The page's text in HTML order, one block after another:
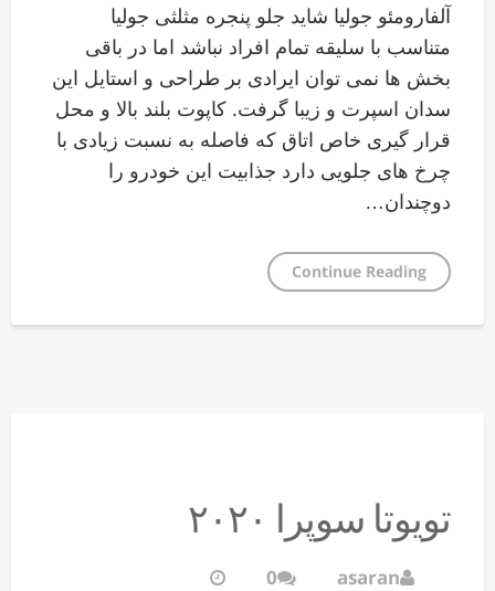
آلفارومئو جولیا شاید جلو پنجره مثلثی جولیا
متناسب با سلیقه تمام افراد نباشد اما در باقی
بخش ها نمی توان ایرادی بر طراحی و استایل این
سدان اسپرت و زیبا گرفت. کاپوت بلند بالا و محل
قرار گیری خاص اتاق که فاصله به نسبت زیادی با
چرخ های جلویی دارد جذابیت این خودرو را
دوچندان…
Continue Reading
تویوتا سوپرا ۲۰۲۰
asaran
0